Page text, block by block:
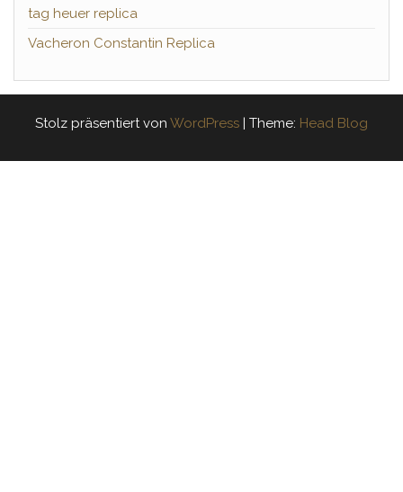
tag heuer replica
Vacheron Constantin Replica
Stolz präsentiert von WordPress | Theme: Head Blog